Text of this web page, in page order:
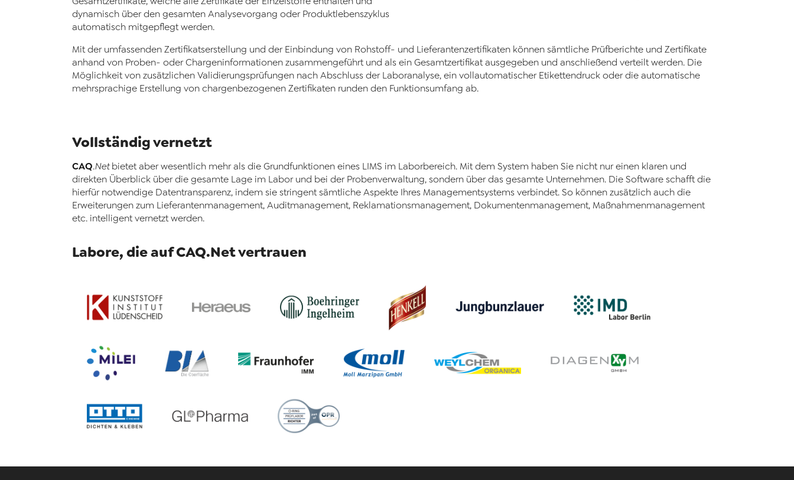
dynamisch über den gesamten Analysevorgang oder Produktlebenszyklus
automatisch mitgepflegt werden.
Mit der umfassenden Zertifikatserstellung und der Einbindung von Rohstoff- und Lieferantenzertifikaten können sämtliche Prüfberichte und Zertifikate
anhand von Proben- oder Chargeninformationen zusammengeführt und als ein Gesamtzertifikat ausgegeben und anschließend verteilt werden. Die
Möglichkeit von zusätzlichen Validierungsprüfungen nach Abschluss der Laboranalyse, ein vollautomatischer Etikettendruck oder die automatische
mehrsprachige Erstellung von chargenbezogenen Zertifikaten runden den Funktionsumfang ab.
Vollständig vernetzt
CAQ.Netbietet aber wesentlich mehr als die Grundfunktionen eines LIMS im Laborbereich. Mit dem System haben Sie nicht nur einen klaren und
direkten Überblick über die gesamte Lage im Labor und bei der Probenverwaltung, sondern über das gesamte Unternehmen. Die Software schafft die
hierfür notwendige Datentransparenz, indem sie stringent sämtliche Aspekte Ihres Managementsystems verbindet. So können zusätzlich auch die
Erweiterungen zum Lieferantenmanagement, Auditmanagement, Reklamationsmanagement, Dokumentenmanagement, Maßnahmenmanagement
etc. intelligent vernetzt werden.
Labore, die auf CAQ.Net vertrauen